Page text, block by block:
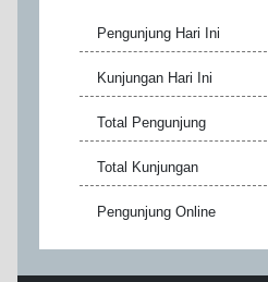
Pengunjung Hari Ini
Kunjungan Hari Ini
Total Pengunjung
Total Kunjungan
Pengunjung Online